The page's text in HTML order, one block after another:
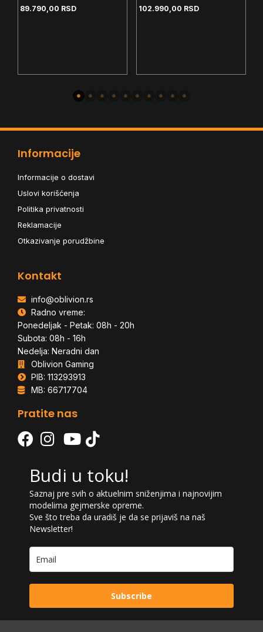
i3-13100 - 8GB - 256GB
89.790,00 RSD
8GB - 512 SSD - Win11Pro
102.990,00 RSD
Informacije
Informacije o dostavi
Uslovi korišćenja
Politika privatnosti
Reklamacije
Otkazivanje porudžbine
Kontakt
info@oblivion.rs
Radno vreme:
Ponedeljak - Petak: 08h - 20h
Subota: 08h - 16h
Nedelja: Neradni dan
Oblivion Gaming
PIB: 113293913
MB: 66717704
Pratite nas
Budi u toku!
Saznaj pre svih o aktuelnim sniženjima i najnovijim
modelima gejmerske opreme.
Sve što treba da uradiš je da se prijaviš na naš
Newsletter!
Subscribe